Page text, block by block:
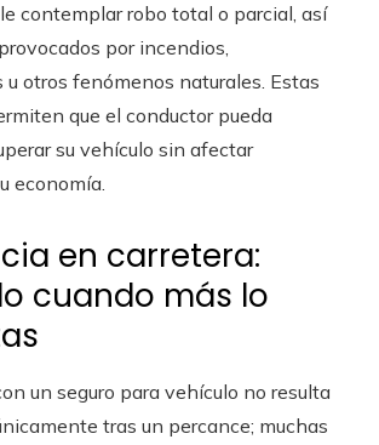
contemplar robo total o parcial, así
por incendios,
u otros fenómenos naturales. Estas
que el conductor pueda
su vehículo sin afectar
economía.
en carretera:
cuando más lo
un seguro para vehículo no resulta
tras un percance; muchas